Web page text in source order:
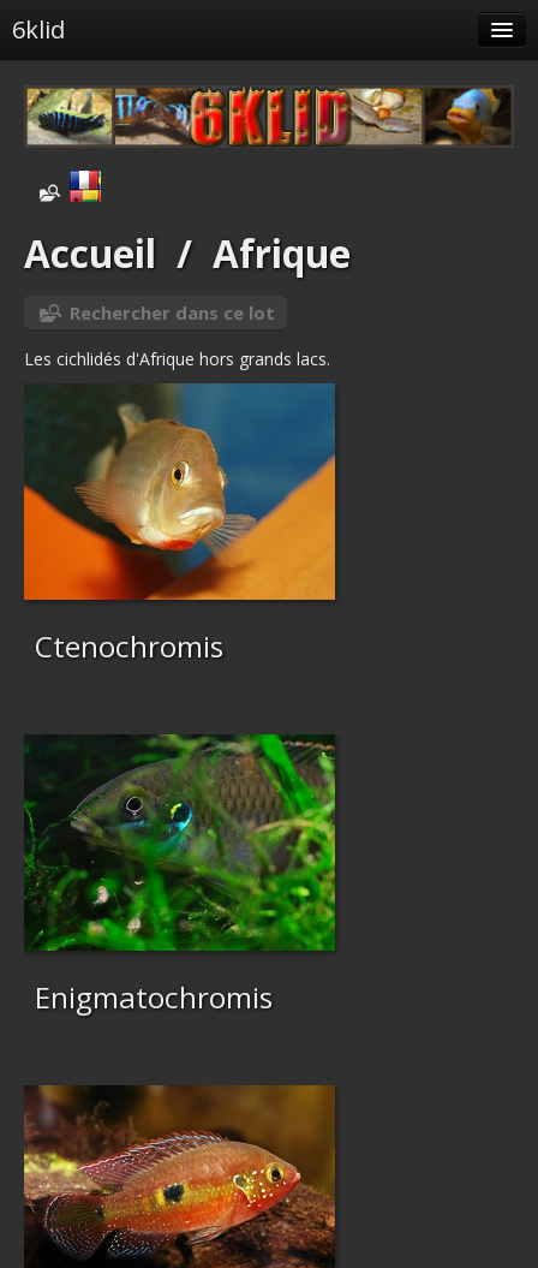
6klid
Tags liés
Spéciales
Identification
Accueil / Afrique
Rechercher dans ce lot
Les cichlidés d'Afrique hors grands lacs.
Ctenochromis
Enigmatochromis